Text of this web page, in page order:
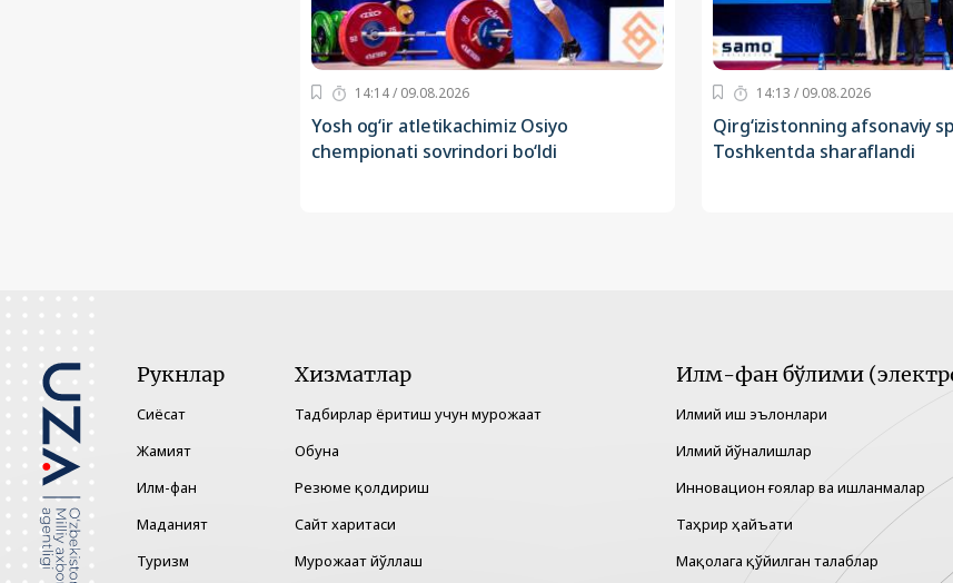
14:14 / 09.08.2026
Yosh og‘ir atletikachimiz Osiyo
chempionati sovrindori bo‘ldi
14:13 / 09.08.2026
Qirg‘izistonning afsonaviy
Toshkentda sharaflandi
Рукнлар
Сиёсат
Жамият
Илм-фан
Маданият
Туризм
Хизматлар
Тадбирлар ёритиш учун мурожаат
Обуна
Резюме қолдириш
Сайт харитаси
Мурожаат йўллаш
Илм-фан бўлими
Илмий иш эълонлари
Илмий йўналишлар
Инновацион ғоялар ва ишланмалар
Таҳрир ҳайъати
Мақолага қўйилган талаблар